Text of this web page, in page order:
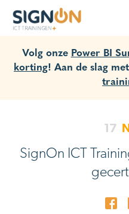
Volg onze Power BI
korting! Aan de slag
17
SignOn ICT